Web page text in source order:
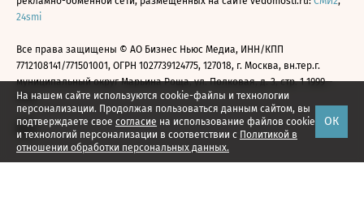
На нашем сайте используются cookie-файлы и технологии
персонализации. Продолжая пользоваться данным сайтом, вы
подтверждаете свое согласие на использование файлов cookie
и технологий персонализации в соответствии с Политикой в
отношении обработки персональных данных.
ОК
24smi
Все права защищены © АО Бизнес Ньюс Медиа, ИНН/КПП
7712108141/771501001, ОГРН 1027739124775, 127018, г. Москва, вн.тер.г.
муниципальный округ Марьина Роща, ул. Полковая, д. 3, стр. 1 1999—
2026